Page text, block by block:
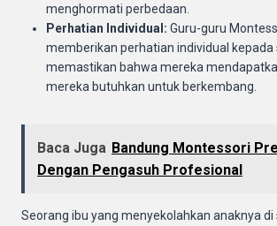
menghormati perbedaan.
Perhatian Individual: Guru-guru
memberikan perhatian individual kepada
memastikan bahwa mereka
mereka butuhkan untuk berkembang.
Baca Juga Bandung Montessori
Dengan Pengasuh Profesional
Seorang ibu yang menyekolahkan anaknya di